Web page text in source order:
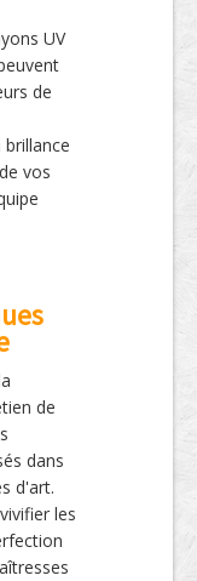
UV
de
vos
de
dans
d'art.
les